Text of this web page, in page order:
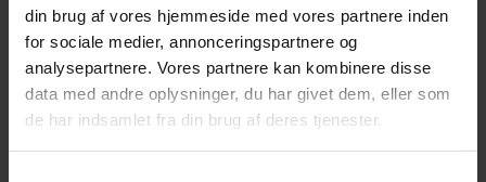
din brug af vores hjemmeside med vores partnere inden
for sociale medier, annonceringspartnere og
analysepartnere. Vores partnere kan kombinere disse
data med andre oplysninger, du har givet dem, eller som
de har indsamlet fra din brug af deres tjenester.
Redaktør Pia Osbæck
+ 45 24 27 32 38
po@grakom.dk
Et ny lovforslag indfører to markedsføringsforbud: Virksomheder